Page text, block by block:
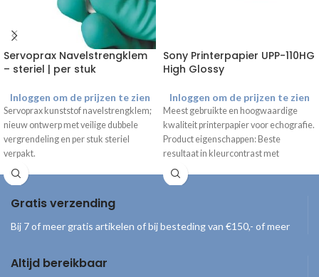
Servoprax Navelstrengklem
– steriel | per stuk
Inloggen om de prijzen te zien
Servoprax kunststof navelstrengklem;
nieuw ontwerp met veilige dubbele
vergrendeling en per stuk steriel
verpakt.
Sony Printerpapier UPP-110HG
High Glossy
Inloggen om de prijzen te zien
Meest gebruikte en hoogwaardige
kwaliteit printerpapier voor echografie.
Product eigenschappen: Beste
resultaat in kleurcontrast met
glanseffect Afmetingen rol: 11 cm
Gratis verzending
Bij 7 of meer gratis artikelen of bij besteding van €150,- of meer
Altijd bereikbaar